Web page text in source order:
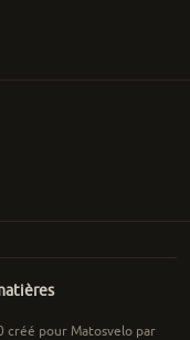
pour Matosvelo par